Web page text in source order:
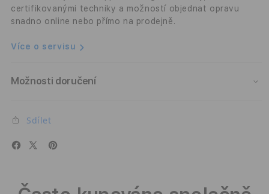
certifikovanými techniky a možností objednat opravu
snadno online nebo přímo na prodejně.
Více o servisu
Možnosti doručení
Sdílet